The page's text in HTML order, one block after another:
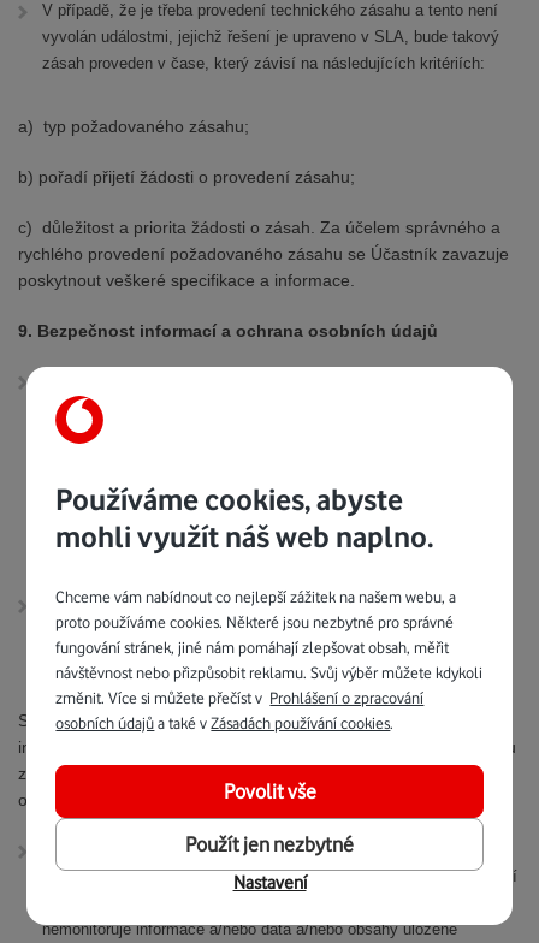
V případě, že je třeba provedení technického zásahu a tento není
vyvolán událostmi, jejichž řešení je upraveno v SLA, bude takový
zásah proveden v čase, který závisí na následujících kritériích:
a) typ požadovaného zásahu;
b) pořadí přijetí žádosti o provedení zásahu;
c) důležitost a priorita žádosti o zásah. Za účelem správného a
rychlého provedení požadovaného zásahu se Účastník zavazuje
poskytnout veškeré specifikace a informace.
9. Bezpečnost informací a ochrana osobních údajů
zákony a právními předpisy platnými v České republice a v rámci
Evropské unie. Poskytovatel přijímá a aplikuje veškerá
poznatků v oblasti bezpečnosti, pro zajištění důvěrnosti osobních
údajů uživatelů a eliminace rizik způsobených neoprávněným
přístupem, smazáním, ztrátou nebo poškozením osobních údajů
Veškeré shromážděné informace jsou uloženy a uchovány v
zabezpečených systémech, k nimž mají přístup pouze oprávněné
osoby.
Systémy jsou pod neustálým dohledem pro zajištění důvěrnosti,
integrity a bezpečnosti informací včetně bezpečnosti proti průniku
zvenčí. Provozovatel prohlašuje, že v rámci Služby zajišťuje
odpovídající technické a organizační zabezpečení.
Poskytovatel nemá žádnou obecnou povinnost dohledu, a proto
nekontroluje a nemonitoruje chování a kroky, které Účastník provádí
nemonitoruje informace a/nebo data a/nebo obsahy uložené
Používáme cookies, abyste
mohli využít náš web naplno.
Chceme vám nabídnout co nejlepší zážitek na našem webu, a
proto používáme cookies. Některé jsou nezbytné pro správné
fungování stránek, jiné nám pomáhají zlepšovat obsah, měřit
návštěvnost nebo přizpůsobit reklamu. Svůj výběr můžete kdykoli
změnit. Více si můžete přečíst v Prohlášení o zpracování
osobních údajůa také vZásadách používání cookies.
Použít jen nezbytné
Povolit vše
Nastavení